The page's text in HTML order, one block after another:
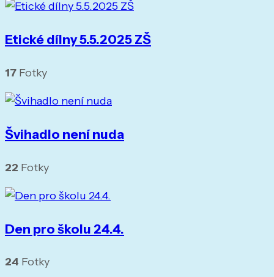
Etické dílny 5.5.2025 ZŠ
17 Fotky
Švihadlo není nuda
22 Fotky
Den pro školu 24.4.
24 Fotky